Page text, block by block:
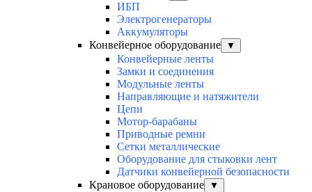
ИБП
Электрогенераторы
Аккумуляторы
Конвейерное оборудование
▼
Конвейерные ленты
Замки и соединения
Модульные ленты
Направляющие и натяжители
Цепи
Мотор-барабаны
Приводные ремни
Сетки металлические
Оборудование для стыковки лент
Датчики конвейерной безопасности
Крановое оборудование
▼